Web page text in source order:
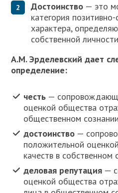
Достоинство — это
категория позитивно-
характера,
собственной
А.М. Эрделевский дает
определение:
честь —
оценкой общества
общественном
достоинство —
положительной
качеств в собственном
деловая репутация —
оценкой общества